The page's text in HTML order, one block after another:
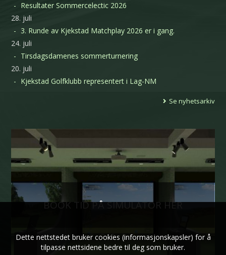
Resultater Sommercelectic 2026
28. juli
3. Runde av Kjekstad Matchplay 2026 er i gang.
24. juli
Tirsdagsdamenes sommerturnering
20. juli
Kjekstad Golfklubb representert i Lag-NM
Se nyhetsarkiv
BOOK TID PÅ SIMULATOR HER
Dette nettstedet bruker cookies (informasjonskapsler) for å
tilpasse nettsidene bedre til deg som bruker.